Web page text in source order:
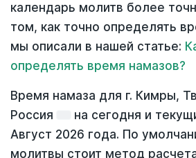
календарь молитв более
том, как точно определять
мы описали в нашей статье:
определять время намазов?
Время намаза для г. Кимры,
Россия
на сегодня и
Август 2026 года. По
молитвы стоит метод